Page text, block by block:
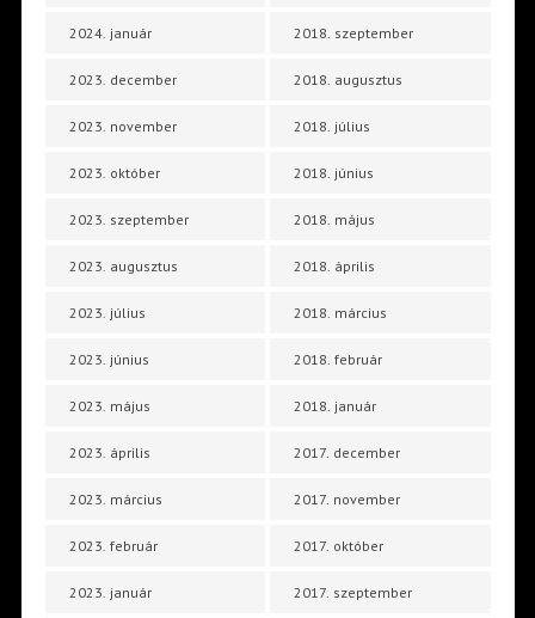
2024. január
2023. december
2023. november
2023. október
2023. szeptember
2023. augusztus
2023. július
2023. június
2023. május
2023. április
2023. március
2023. február
2023. január
2018. szeptember
2018. augusztus
2018. július
2018. június
2018. május
2018. április
2018. március
2018. február
2018. január
2017. december
2017. november
2017. október
2017. szeptember